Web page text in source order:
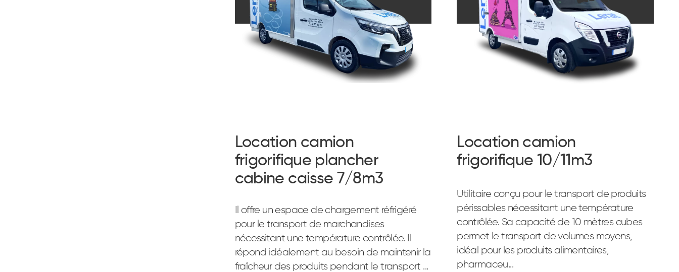
Location camion
frigorifique plancher
cabine caisse 7/8m3
Il offre un espace de chargement réfrigéré
pour le transport de marchandises
nécessitant une température contrôlée. Il
répond idéalement au besoin de maintenir la
fraîcheur des produits pendant le transport ...
Location camion
frigorifique 10/11m3
Utilitaire conçu pour le transport de produits
périssables nécessitant une température
contrôlée. Sa capacité de 10 mètres cubes
permet le transport de volumes moyens,
idéal pour les produits alimentaires,
pharmaceu...